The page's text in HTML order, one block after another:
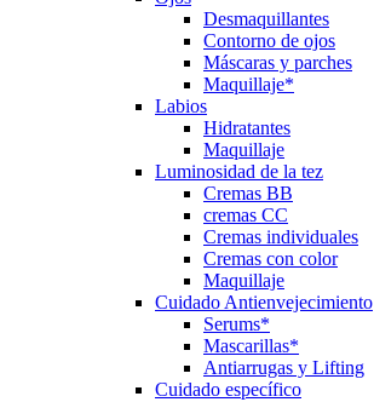
Desmaquillantes
Contorno de ojos
Máscaras y parches
Maquillaje*
Labios
Hidratantes
Maquillaje
Luminosidad de la tez
Cremas BB
cremas CC
Cremas individuales
Cremas con color
Maquillaje
Cuidado Antienvejecimiento
Serums*
Mascarillas*
Antiarrugas y Lifting
Cuidado específico